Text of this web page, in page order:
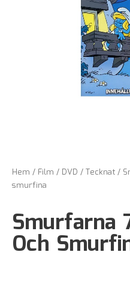
Hem / Film / DVD /Tecknat/
smurfina
Smurfarna
Och